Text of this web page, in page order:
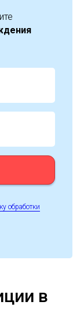
обработки
в